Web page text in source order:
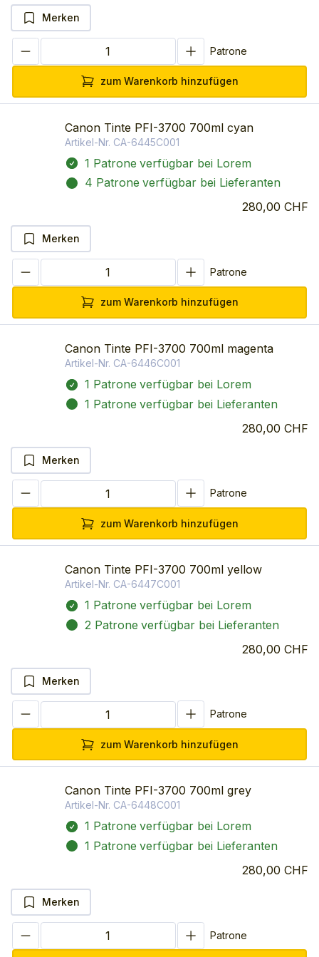
Merken
Patrone
zum Warenkorb hinzufügen
Canon Tinte PFI-3700 700ml cyan
Artikel-Nr. CA-6445C001
1 Patrone verfügbar bei Lorem
4 Patrone verfügbar bei Lieferanten
280,00 CHF
Merken
Patrone
zum Warenkorb hinzufügen
Canon Tinte PFI-3700 700ml magenta
Artikel-Nr. CA-6446C001
1 Patrone verfügbar bei Lorem
1 Patrone verfügbar bei Lieferanten
280,00 CHF
Merken
Patrone
zum Warenkorb hinzufügen
Canon Tinte PFI-3700 700ml yellow
Artikel-Nr. CA-6447C001
1 Patrone verfügbar bei Lorem
2 Patrone verfügbar bei Lieferanten
280,00 CHF
Merken
Patrone
zum Warenkorb hinzufügen
Canon Tinte PFI-3700 700ml grey
Artikel-Nr. CA-6448C001
1 Patrone verfügbar bei Lorem
1 Patrone verfügbar bei Lieferanten
280,00 CHF
Merken
Patrone